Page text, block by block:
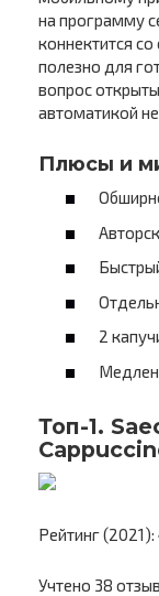
на программу
коннектится
полезно для
вопрос
автоматикой
Плюсы и
2
Топ-1.
Рейтинг (2021):
Учтено 38